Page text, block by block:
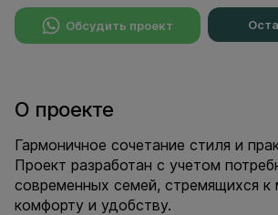
Обсудить проект
О проекте
Гармоничное сочетание стиля и
Проект разработан с учетом
современных семей, стремящихся к
комфорту и удобству.